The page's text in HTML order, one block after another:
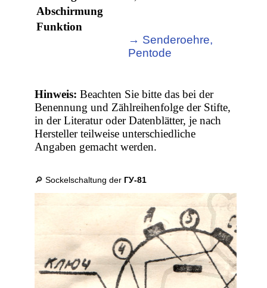
Abschirmung
Funktion
→ Senderoehre,
Pentode
Hinweis: Beachten Sie bitte das bei der
Benennung und Zählreihenfolge der Stifte,
in der Literatur oder Datenblätter, je nach
Hersteller teilweise unterschiedliche
Angaben gemacht werden.
🔎 Sockelschaltung der ГУ-81